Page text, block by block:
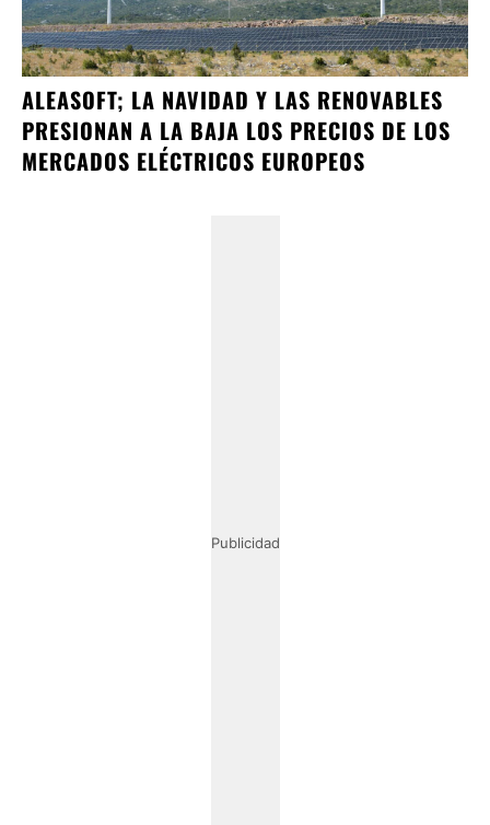
ALEASOFT; LA NAVIDAD Y LAS RENOVABLES
PRESIONAN A LA BAJA LOS PRECIOS DE LOS
MERCADOS ELÉCTRICOS EUROPEOS
Publicidad